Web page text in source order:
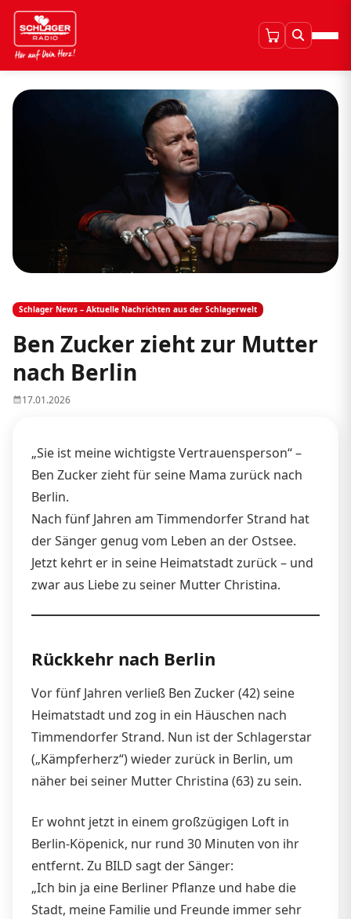
Schlager News – Aktuelle Nachrichten aus der Schlagerwelt
Ben Zucker zieht zur Mutter
nach Berlin
17.01.2026
„Sie ist meine wichtigste Vertrauensperson“ –
Ben Zucker zieht für seine Mama zurück nach
Berlin.
Nach fünf Jahren am Timmendorfer Strand hat
der Sänger genug vom Leben an der Ostsee.
Jetzt kehrt er in seine Heimatstadt zurück – und
zwar aus Liebe zu seiner Mutter Christina.
Rückkehr nach Berlin
Vor fünf Jahren verließ Ben Zucker (42) seine
Heimatstadt und zog in ein Häuschen nach
Timmendorfer Strand. Nun ist der Schlagerstar
(„Kämpferherz“) wieder zurück in Berlin, um
näher bei seiner Mutter Christina (63) zu sein.
Er wohnt jetzt in einem großzügigen Loft in
Berlin-Köpenick, nur rund 30 Minuten von ihr
entfernt. Zu BILD sagt der Sänger:
„Ich bin ja eine Berliner Pflanze und habe die
Stadt, meine Familie und Freunde immer sehr